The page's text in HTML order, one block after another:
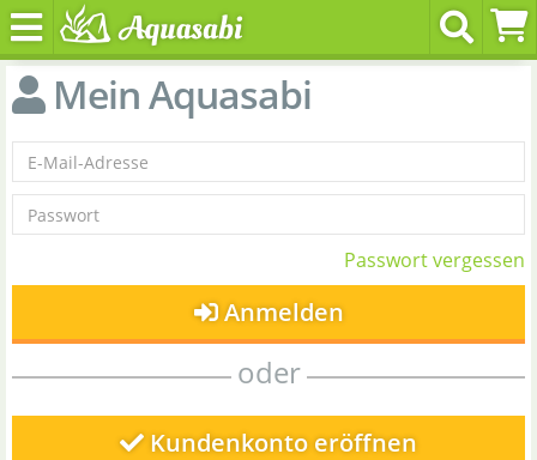
Mein Aquasabi
Passwort vergessen
Anmelden
oder
Kundenkonto eröffnen